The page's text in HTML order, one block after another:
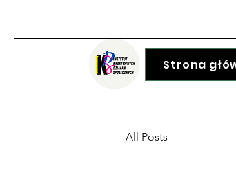
Strona
All Posts